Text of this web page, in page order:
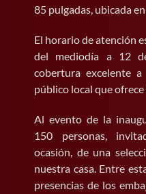
85 pulgadas, ubicada
El horario de atención
del mediodía a 12
cobertura excelente
público local que
Al evento de la
150 personas,
ocasión, de una
nuestra casa. Entre
presencias de los